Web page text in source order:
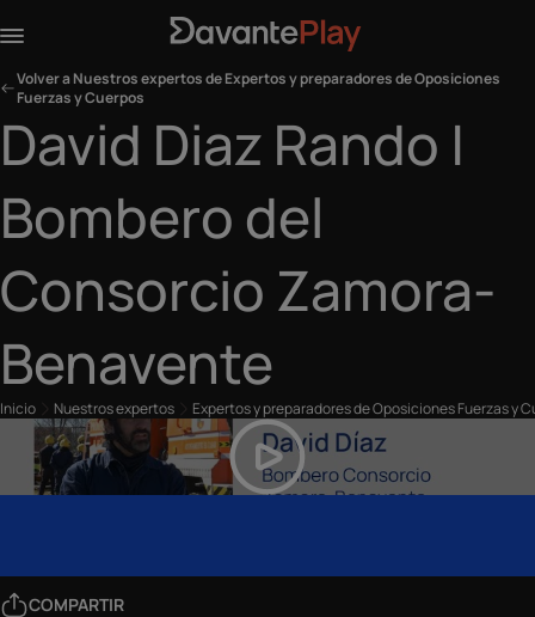
Volver a Nuestros expertos de Expertos y preparadores de Oposiciones
Fuerzas y Cuerpos
David Diaz Rando |
Bombero del
Consorcio Zamora-
Benavente
Inicio Nuestros expertos Expertos y preparadores de Oposiciones Fuerzas y
COMPARTIR